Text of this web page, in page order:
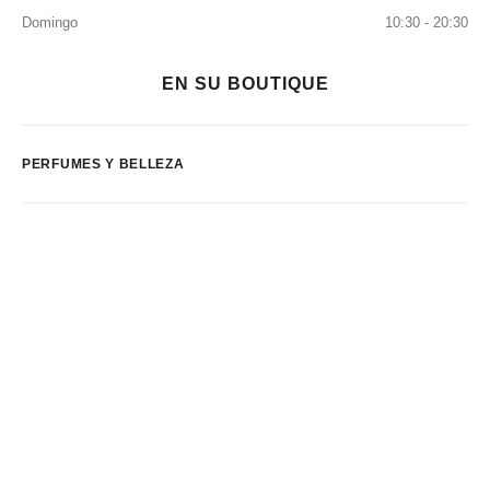
Domingo
10:30 - 20:30
EN SU BOUTIQUE
PERFUMES Y BELLEZA